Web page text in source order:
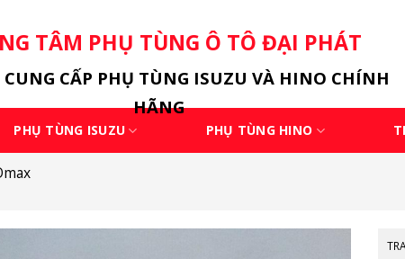
TÂM PHỤ TÙNG Ô TÔ ĐẠI PHÁT
CUNG CẤP PHỤ TÙNG ISUZU VÀ HINO CHÍNH
HÃNG
PHỤ TÙNG ISUZU PHỤ TÙNG HINO